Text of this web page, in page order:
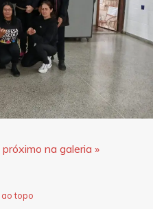
próximo na galeria »
topo